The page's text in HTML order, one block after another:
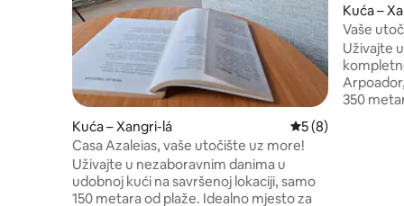
Kuća – Xangri-lá Prosječna ocjena:
5 (8)
Casa Azaleias, vaše utočište uz more!
Uživajte u nezaboravnim danima u
udobnoj kući na savršenoj lokaciji, samo
150 metara od plaže. Idealno mjesto za
Kuća –
Vaše
mora
Uživajte
350